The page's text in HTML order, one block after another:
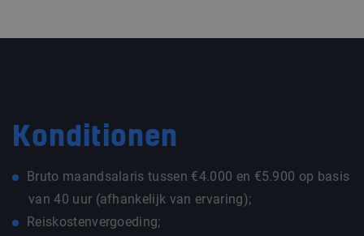
Konditionen
Bruto maandsalaris tussen €4.000 en €5.900 op basis
van 40 uur (afhankelijk van ervaring);
Reiskostenvergoeding;